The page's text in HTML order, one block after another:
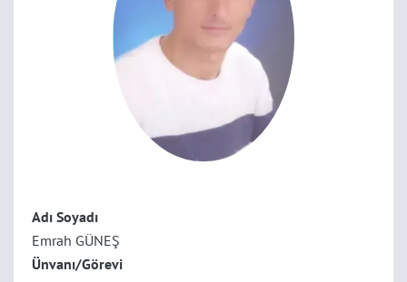
Adı Soyadı
Emrah GÜNEŞ
Ünvanı/Görevi